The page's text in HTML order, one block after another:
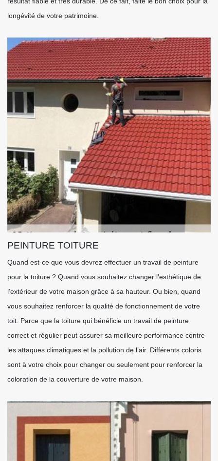
longévité de votre patrimoine.
PEINTURE TOITURE
Quand est-ce que vous devrez effectuer un travail de peinture
pour la toiture ? Quand vous souhaitez changer l’esthétique de
l’extérieur de votre maison grâce à sa hauteur. Ou bien, quand
vous souhaitez renforcer la qualité de fonctionnement de votre
toit. Parce que la toiture qui bénéficie un travail de peinture
correct et régulier peut assurer sa meilleure performance contre
les attaques climatiques et la pollution de l’air. Différents coloris
sont à votre choix pour changer ou seulement pour renforcer la
coloration de la couverture de votre maison.